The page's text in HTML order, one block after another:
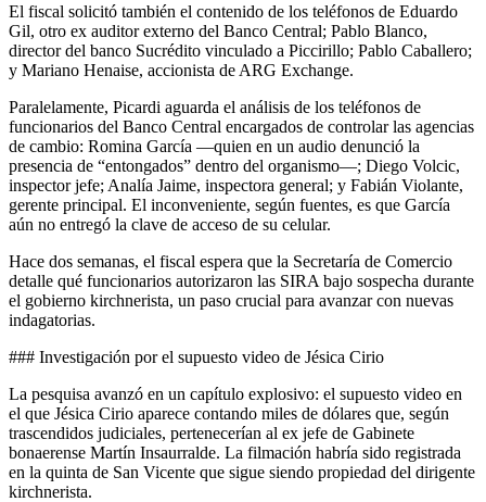
El fiscal solicitó también el contenido de los teléfonos de Eduardo
Gil, otro ex auditor externo del Banco Central; Pablo Blanco,
director del banco Sucrédito vinculado a Piccirillo; Pablo Caballero;
y Mariano Henaise, accionista de ARG Exchange.
Paralelamente, Picardi aguarda el análisis de los teléfonos de
funcionarios del Banco Central encargados de controlar las agencias
de cambio: Romina García —quien en un audio denunció la
presencia de “entongados” dentro del organismo—; Diego Volcic,
inspector jefe; Analía Jaime, inspectora general; y Fabián Violante,
gerente principal. El inconveniente, según fuentes, es que García
aún no entregó la clave de acceso de su celular.
Hace dos semanas, el fiscal espera que la Secretaría de Comercio
detalle qué funcionarios autorizaron las SIRA bajo sospecha durante
el gobierno kirchnerista, un paso crucial para avanzar con nuevas
indagatorias.
### Investigación por el supuesto video de Jésica Cirio
La pesquisa avanzó en un capítulo explosivo: el supuesto video en
el que Jésica Cirio aparece contando miles de dólares que, según
trascendidos judiciales, pertenecerían al ex jefe de Gabinete
bonaerense Martín Insaurralde. La filmación habría sido registrada
en la quinta de San Vicente que sigue siendo propiedad del dirigente
kirchnerista.